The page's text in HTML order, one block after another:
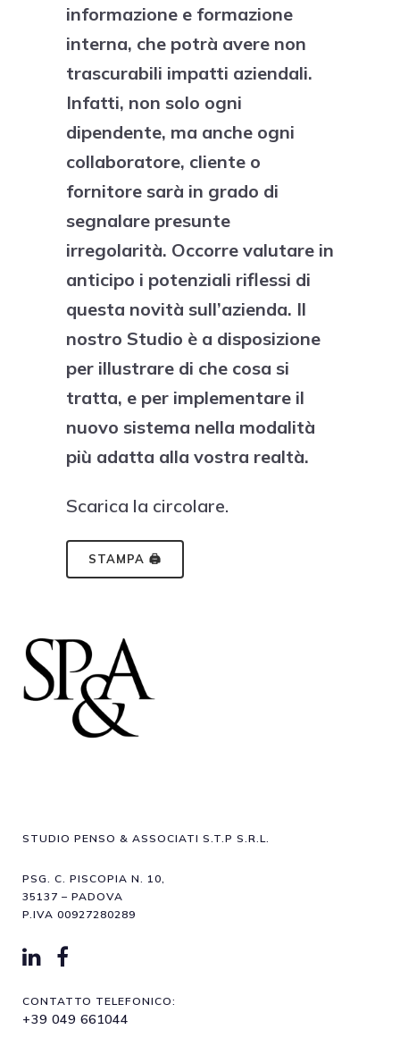
informazione e formazione
interna, che potrà avere non
trascurabili impatti aziendali.
Infatti, non solo ogni
dipendente, ma anche ogni
collaboratore, cliente o
fornitore sarà in grado di
segnalare presunte
irregolarità. Occorre valutare in
anticipo i potenziali riflessi di
questa novità sull’azienda. Il
nostro Studio è a disposizione
per illustrare di che cosa si
tratta, e per implementare il
nuovo sistema nella modalità
più adatta alla vostra realtà.
Scarica la circolare.
STAMPA 🖨
STUDIO PENSO & ASSOCIATI S.T.P S.R.L.
PSG. C. PISCOPIA N. 10,
35137 – PADOVA
P.IVA 00927280289
CONTATTO TELEFONICO:
+39 049 661044